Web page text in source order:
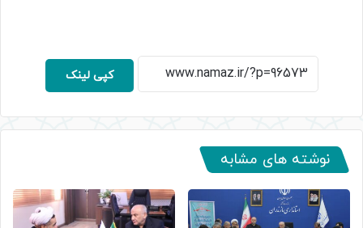
کپی لینک
نوشته های مشابه